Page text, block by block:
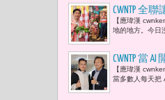
CWNTP 全
台，展現
【應瑋漢
地的地方。今日
CWNTP 當
示，「 AI
【應瑋漢
當多數人每天把